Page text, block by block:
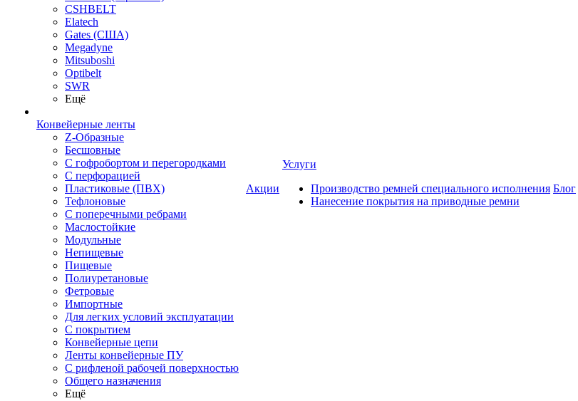
CSHBELT
Elatech
Gates (США)
Megadyne
Mitsuboshi
Optibelt
SWR
Ещё
Конвейерные ленты
Z-Образные
Бесшовные
С гофробортом и перегородками
С перфорацией
Пластиковые (ПВХ)
Тефлоновые
С поперечными ребрами
Маслостойкие
Модульные
Непищевые
Пищевые
Полиуретановые
Фетровые
Импортные
Для легких условий эксплуатации
С покрытием
Конвейерные цепи
Ленты конвейерные ПУ
С рифленой рабочей поверхностью
Общего назначения
Ещё
Акции
Услуги
Производство ремней специального исполнения
Нанесение покрытия на приводные ремни
Блог